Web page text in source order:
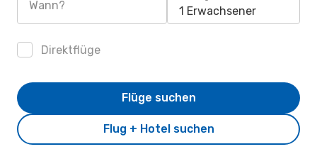
Wann? 1 Erwachsener
Direktflüge
Flug + Hotel suchen
Flüge suchen